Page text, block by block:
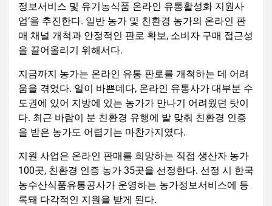
정보서비스 및 유기농식품 온라인 유통활성화 지원사
업‘을 추진한다. 일반 농가 및 친환경 농가의 온라인 판
매 채널 개척과 안정적인 판로 확보, 소비자 구매 접근성
을 끌어올리기 위해서다.
지금까지 농가는 온라인 유통 판로를 개척하는 데 어려
움을 겪었다. 일이 바쁜데다, 온라인 유통사가 대부분 수
도권에 있어 지방에 있는 농가가 만나기 어려웠던 탓이
다. 최근 바람이 분 친환경 유행에 발 맞춰 친환경 인증
을 받은 농가도 어렵기는 마찬가지였다.
지원 사업은 온라인 판매를 희망하는 직접 생산자 농가
100곳, 친환경 인증 농가 35곳을 선정한다. 선정 시 한국
농수산식품유통공사가 운영하는 농가정보서비스에 등
록돼 다각적인 지원을 받게 된다.